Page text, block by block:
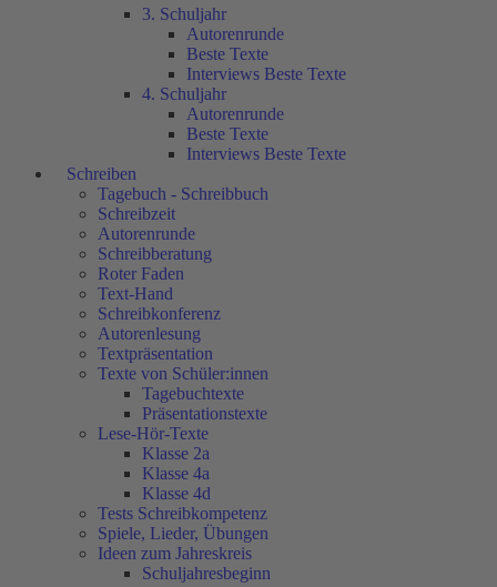
3. Schuljahr
Autorenrunde
Beste Texte
Interviews Beste Texte
4. Schuljahr
Autorenrunde
Beste Texte
Interviews Beste Texte
Schreiben
Tagebuch - Schreibbuch
Schreibzeit
Autorenrunde
Schreibberatung
Roter Faden
Text-Hand
Schreibkonferenz
Autorenlesung
Textpräsentation
Texte von Schüler:innen
Tagebuchtexte
Präsentationstexte
Lese-Hör-Texte
Klasse 2a
Klasse 4a
Klasse 4d
Tests Schreibkompetenz
Spiele, Lieder, Übungen
Ideen zum Jahreskreis
Schuljahresbeginn